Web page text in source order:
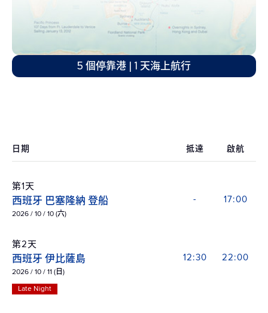
5 個停靠港 | 1 天海上航行
日期 抵達 啟航
第1天
西班牙 巴塞隆納 登船
2026 / 10 / 10 (六)
- 17:00
第2天
西班牙 伊比薩島
2026 / 10 / 11 (日)
Late Night
12:30 22:00